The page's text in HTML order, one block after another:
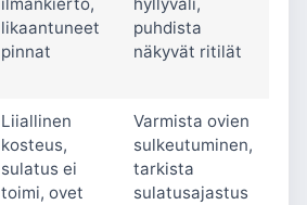
ilmankierto,
likaantuneet
pinnat
hyllyväli,
puhdista
näkyvät ritilät
Liiallinen
kosteus,
sulatus ei
toimi, ovet
Varmista ovien
sulkeutuminen,
tarkista
sulatusajastus